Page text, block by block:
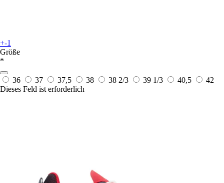
+-1
Größe
*
36 37 37,5 38 38 2/3 39 1/3 40,5
42
Dieses Feld ist erforderlich